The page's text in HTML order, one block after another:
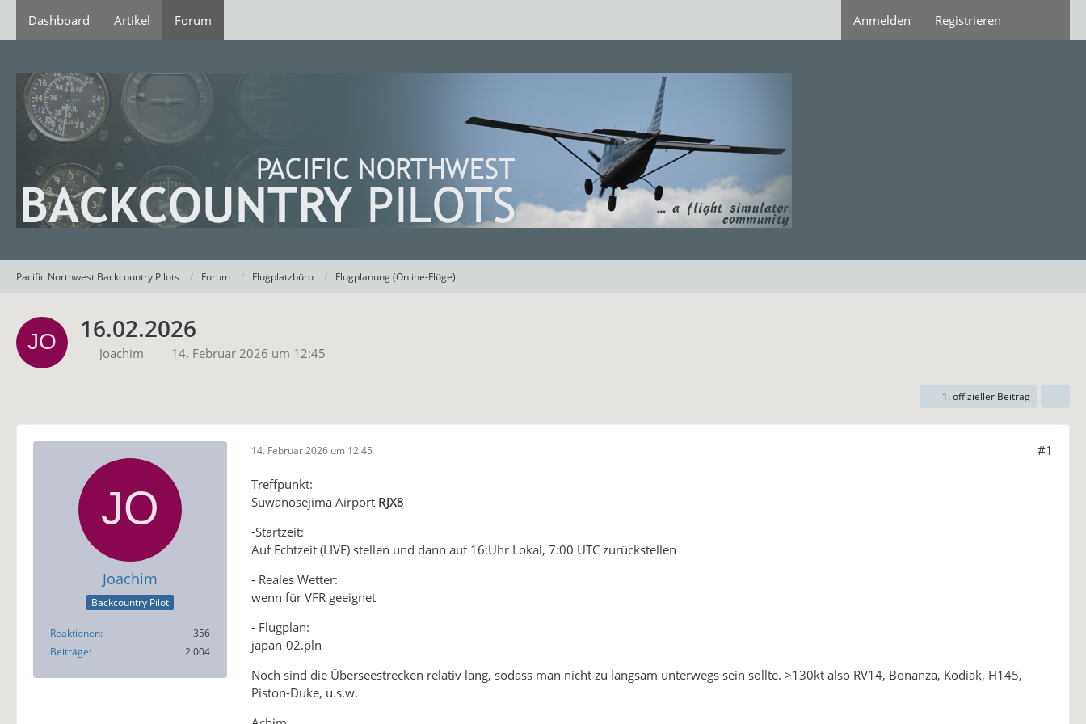
Dashboard Artikel Forum Anmelden Registrieren
Pacific Northwest Backcountry Pilots Forum Flugplatzbüro Flugplanung (Online-Flüge)
16.02.2026
Joachim 14. Februar 2026 um 12:45
1. offizieller Beitrag
Joachim
Backcountry Pilot
Reaktionen
356
Beiträge
2.004
14. Februar 2026 um 12:45 #1
Treffpunkt:
Suwanosejima Airport RJX8
-Startzeit:
Auf Echtzeit (LIVE) stellen und dann auf 16:Uhr Lokal, 7:00 UTC zurückstellen
- Reales Wetter:
wenn für VFR geeignet
- Flugplan:
japan-02.pln
Noch sind die Überseestrecken relativ lang, sodass man nicht zu langsam unterwegs sein sollte. >130kt also RV14, Bonanza, Kodiak, H145,
Piston-Duke, u.s.w.